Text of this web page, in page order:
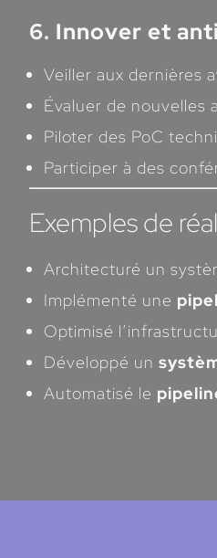
6. Innover et
Veiller aux dernières
Évaluer de nouvelles
Piloter des PoC
Participer à des
Exemples de
Architecturé un
Implémenté une
Optimisé
Développé un
Automatisé le